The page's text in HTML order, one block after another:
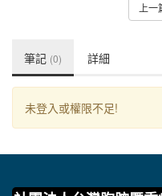
上一
筆記 (0) 詳細
未登入或權限不足!